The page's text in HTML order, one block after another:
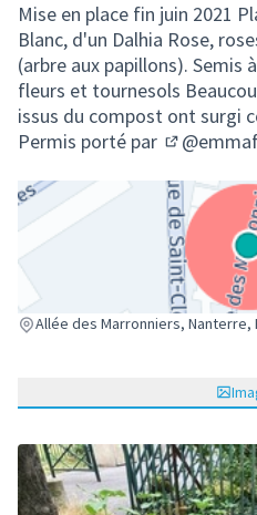
Mise en place fin juin 2021
Blanc, d'un Dalhia Rose,
(arbre aux papillons). Semis
fleurs et tournesols
issus du compost ont surgi
Permis porté par
(S'ouvre
Allée des Marronniers, Nanterre,
(Lien externe)